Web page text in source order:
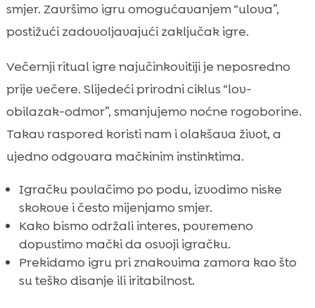
smjer. Završimo igru omogućavanjem “ulova”,
postižući zadovoljavajući zaključak igre.
Večernji ritual igre najučinkovitiji je neposredno
prije večere. Slijedeći prirodni ciklus “lov-
obilazak-odmor”, smanjujemo noćne rogoborine.
Takav raspored koristi nam i olakšava život, a
ujedno odgovara mačkinim instinktima.
Igračku povlačimo po podu, izvodimo niske
skokove i često mijenjamo smjer.
Kako bismo održali interes, povremeno
dopustimo mački da osvoji igračku.
Prekidamo igru pri znakovima zamora kao što
su teško disanje ili iritabilnost.